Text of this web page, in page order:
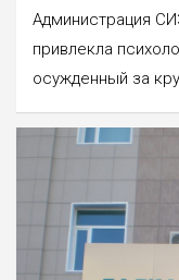
Администрация
привлекла
осужденный за